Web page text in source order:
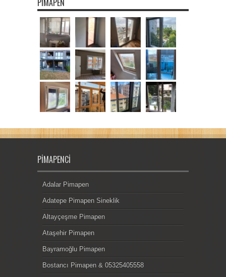
PIMAPEN
PIMAPENCI
Adalar Pimapen
Adatepe Pimapen Sineklik
Altayçeşme Pimapen
Ataşehir Pimapen
Bayramoğlu Pimapen
Bostancı Pimapen & 05325405558